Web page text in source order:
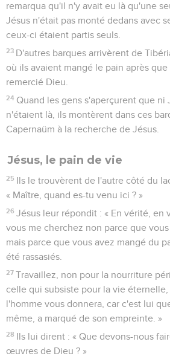
remarqua qu'il n'y avait eu là qu'une
Jésus n'était pas monté dedans avec
ceux-ci étaient partis seuls.
23 D'autres barques arrivèrent de
où ils avaient mangé le pain après
remercié Dieu.
24 Quand les gens s'aperçurent que ni
n'étaient là, ils montèrent dans ces
Capernaüm à la recherche de Jésus.
Jésus, le pain de vie
25 Ils le trouvèrent de l'autre côté du
« Maître, quand es-tu venu ici ? »
26 Jésus leur répondit : « En vérité, en
vous me cherchez non parce que vous
mais parce que vous avez mangé du
été rassasiés.
27 Travaillez, non pour la nourriture
celle qui subsiste pour la vie
l'homme vous donnera, car c'est lui
même, a marqué de son empreinte. »
28 Ils lui dirent : « Que devons-nous
œuvres de Dieu ? »